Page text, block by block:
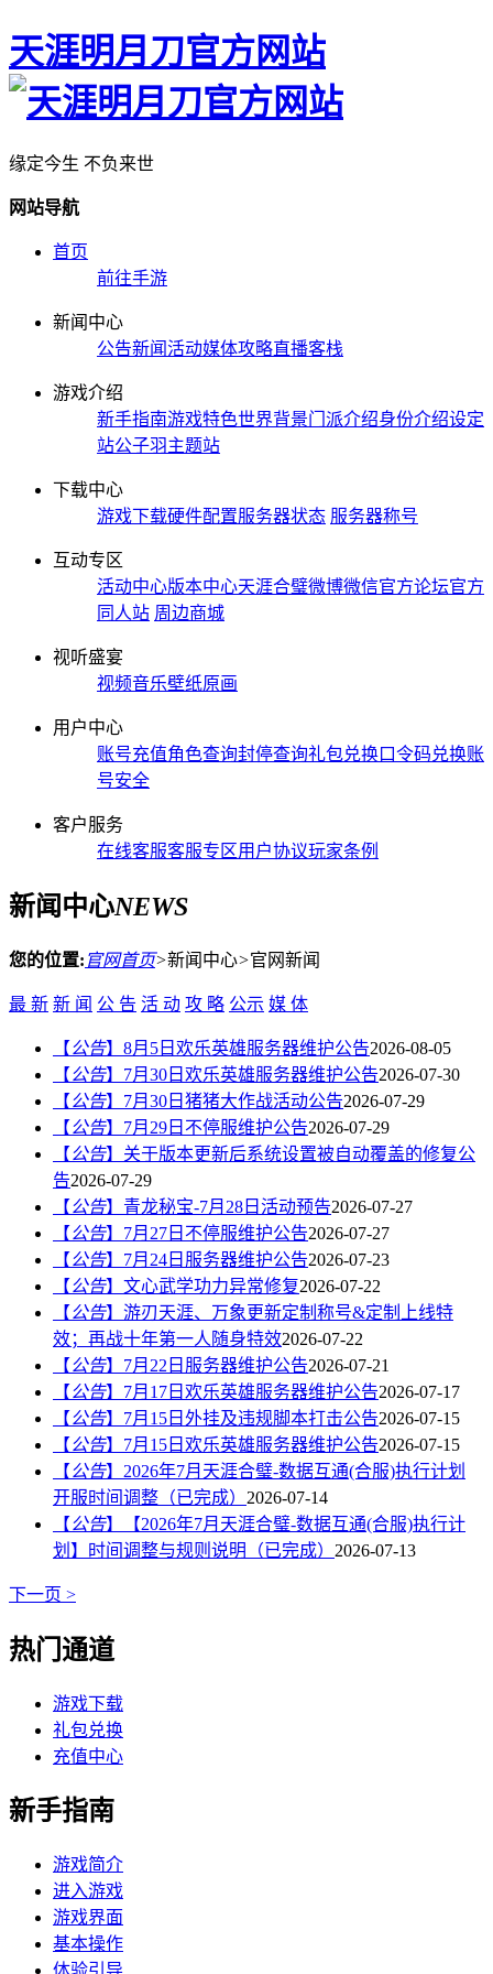
天涯明月刀官方网站
缘定今生 不负来世
网站导航
首页
前往手游
新闻中心
公告新闻活动媒体攻略直播客栈
游戏介绍
新手指南游戏特色世界背景门派介绍身份介绍设定
站公子羽主题站
下载中心
游戏下载硬件配置服务器状态 服务器称号
互动专区
活动中心版本中心天涯合璧微博微信官方论坛官方
同人站 周边商城
视听盛宴
视频音乐壁纸原画
用户中心
账号充值角色查询封停查询礼包兑换口令码兑换账
号安全
客户服务
在线客服客服专区用户协议玩家条例
新闻中心NEWS
您的位置: 官网首页>新闻中心>官网新闻
最 新 新 闻 公 告 活 动 攻 略 公示 媒 体
【公告】 8月5日欢乐英雄服务器维护公告2026-08-05
【公告】 7月30日欢乐英雄服务器维护公告2026-07-30
【公告】 7月30日猪猪大作战活动公告2026-07-29
【公告】 7月29日不停服维护公告2026-07-29
【公告】 关于版本更新后系统设置被自动覆盖的修复公
告2026-07-29
【公告】 青龙秘宝-7月28日活动预告2026-07-27
【公告】 7月27日不停服维护公告2026-07-27
【公告】 7月24日服务器维护公告2026-07-23
【公告】 文心武学功力异常修复2026-07-22
【公告】 游刃天涯、万象更新定制称号&定制上线特
效；再战十年第一人随身特效2026-07-22
【公告】 7月22日服务器维护公告2026-07-21
【公告】 7月17日欢乐英雄服务器维护公告2026-07-17
【公告】 7月15日外挂及违规脚本打击公告2026-07-15
【公告】 7月15日欢乐英雄服务器维护公告2026-07-15
【公告】 2026年7月天涯合璧-数据互通(合服)执行计划
开服时间调整（已完成） 2026-07-14
【公告】
【2026年7月天涯合璧-数据互通(合服)执行计
划】时间调整与规则说明（已完成） 2026-07-13
下一页 >
热门通道
游戏下载
礼包兑换
充值中心
新手指南
游戏简介
进入游戏
游戏界面
基本操作